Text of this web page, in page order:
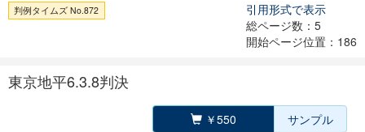
判例タイムズ No.872
引用形式で表示
総ページ数：5
開始ページ位置：186
東京地平6.3.8判決
￥550 サンプル